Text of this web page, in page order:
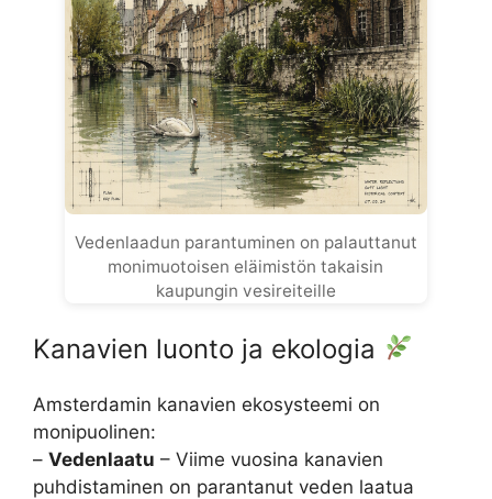
Vedenlaadun parantuminen on palauttanut
monimuotoisen eläimistön takaisin
kaupungin vesireiteille
Kanavien luonto ja ekologia
Amsterdamin kanavien ekosysteemi on
monipuolinen:
– Vedenlaatu – Viime vuosina kanavien
puhdistaminen on parantanut veden laatua